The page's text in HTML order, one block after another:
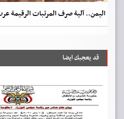
اليمن.. آلية صرف المرتبات الرقيمة
قد يعجبك ايضا